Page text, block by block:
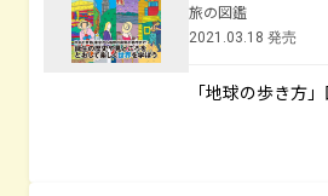
旅の図鑑
2021.03.18 発売
「地球の歩き方